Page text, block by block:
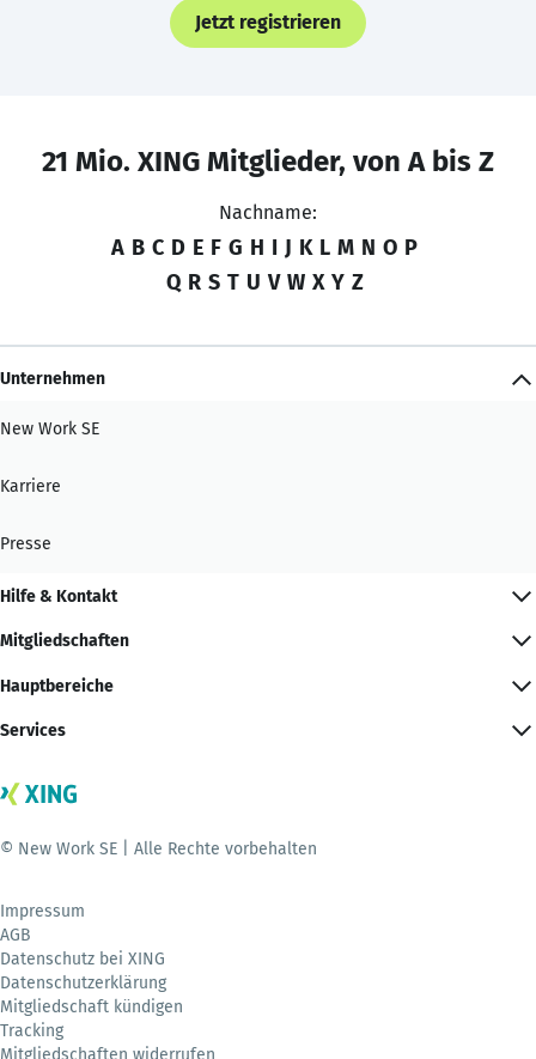
Jetzt registrieren
21 Mio. XING Mitglieder, von A bis Z
Nachname:
A B C D E F G H I J K L M N O P
Q R S T U V W X Y Z
Unternehmen
New Work SE
Karriere
Presse
Hilfe & Kontakt
Mitgliedschaften
Hauptbereiche
Services
© New Work SE | Alle Rechte vorbehalten
Impressum
AGB
Datenschutz bei XING
Datenschutzerklärung
Mitgliedschaft kündigen
Tracking
Mitgliedschaften widerrufen